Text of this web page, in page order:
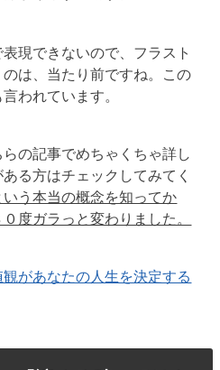
現できないので、フラスト
は、当たり前ですね。この
われています。
の記事でめちゃくちゃ詳し
る方はチェックしてみてく
う本当の概念を知ってか
度ガラっと変わりました。
があなたの人生を決定する